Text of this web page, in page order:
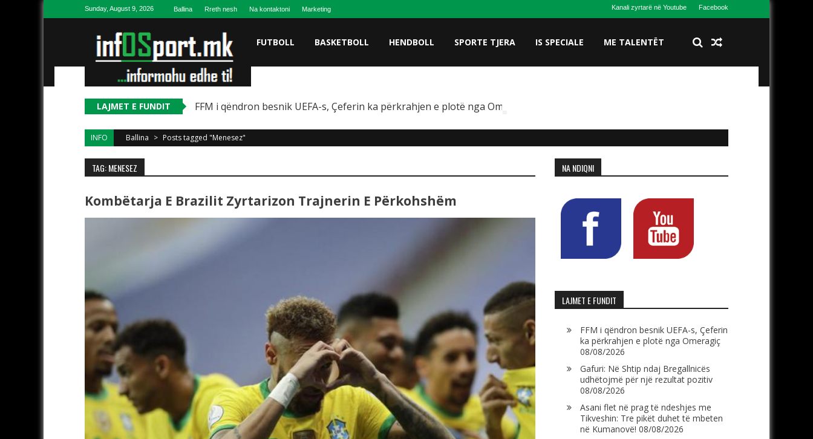
Skip to contentSunday, August 9, 2026 Ballina Rreth nesh Na kontaktoni Marketing Kanali zyrtarë në Youtube Facebook
FUTBOLL BASKETBOLL HENDBOLL SPORTE TJERA IS SPECIALE ME TALENTËT
LAJMET E FUNDIT FFM i qëndron besnik UEFA-s, Çeferin ka përkrahjen e plotë nga Omeragiç
INFO Ballina > Posts tagged "Menesez"
TAG: MENESEZ
Kombëtarja E Brazilit Zyrtarizon Trajnerin E Përkohshëm
NA NDIQNI
LAJMET E FUNDIT
FFM i qëndron besnik UEFA-s, Çeferin
ka përkrahjen e plotë nga Omeragiç
08/08/2026
Gafuri: Në Shtip ndaj Bregallnicës
udhëtojmë për një rezultat pozitiv
08/08/2026
Asani flet në prag të ndeshjes me
Tikveshin: Tre pikët duhet të mbeten
në Kumanovë! 08/08/2026